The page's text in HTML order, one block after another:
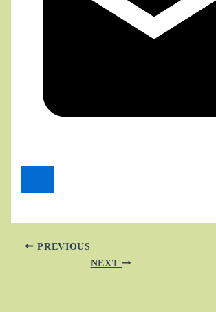
PREVIOUS
NEXT